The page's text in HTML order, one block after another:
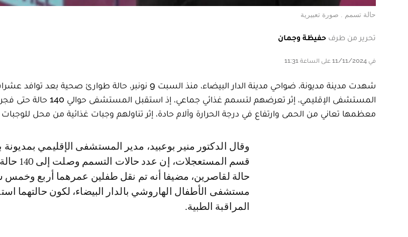
حالة تسمم . صورة تعبيرية
تحرير من طرف حفيظة وجمان
في 11/11/2024 على الساعة 11:31
شهدت مدينة مديونة، ضواحي مدينة الدار البيضاء، منذ السبت 9 نونبر، حالة طوارئ
معظمها تعاني من الحمى وارتفاع في درجة الحرارة وآلام حادة، إثر تناولهم وجبات غذائية من محل
وقال الدكتور منير بوعبيد، مدير المستشفى الإقليمي بمديونة بالنيابة ورئيس
حالة لقاصرين، مضيفا أنه تم نقل طفلين عمرهما أربع وخمس
مستشفى الأطفال الهاروشي بالدار البيضاء، لكون حالتهما
المراقبة الطبية.